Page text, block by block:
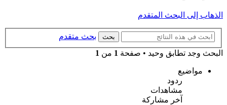
الذهاب إلى البحث المتقدم
بحث
بحث متقدم
البحث وجد تطابق وحيد • صفحة 1 من 1
مواضيع
ردود
مشاهدات
آخر مشاركة